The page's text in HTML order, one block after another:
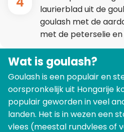
laurierblad uit de
goulash met de
met de peterselie
Wat is goulash?
Goulash is een populair en
oorspronkelijk uit Hongarije
populair geworden in veel
landen. Het is in wezen een
vlees (meestal rundvlees of